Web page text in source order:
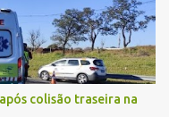
policial, a vítima relatou
com palavras de
Civil que mora
e humilhada com a
colisão traseira na